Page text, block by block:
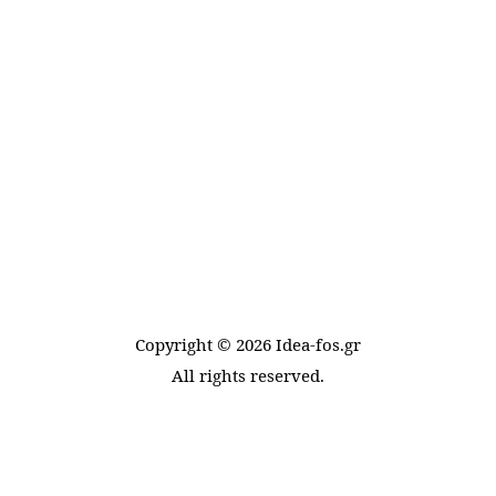
Copyright © 2026Idea-fos.gr
All rights reserved.